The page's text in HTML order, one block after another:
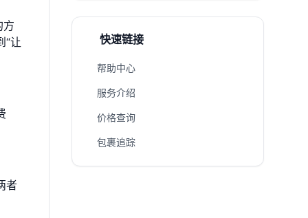
方
“让
者
快速链接
帮助中心
服务介绍
价格查询
包裹追踪